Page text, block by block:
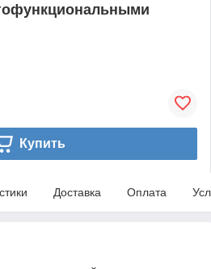
Купить
Доставка Оплата